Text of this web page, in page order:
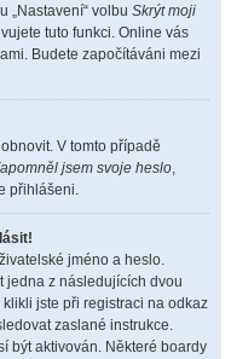
„Nastavení“ volbu Skrýt moji
tuto funkci. Online vás
Budete započítáváni mezi
V tomto případě
jsem svoje heslo,
přihlášeni.
jméno a heslo.
jedna z následujících dvou
jste při registraci na odkaz
zaslané instrukce.
být aktivován. Některé boardy